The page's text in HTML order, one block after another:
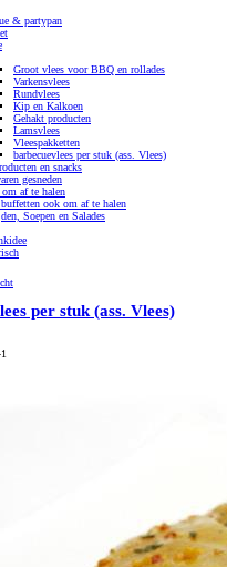
& partypan
Groot vlees voor BBQ en rollades
Varkensvlees
Rundvlees
Kip en Kalkoen
Gehakt producten
Lamsvlees
Vleespakketten
barbecuevlees per stuk (ass. Vlees)
en snacks
gesneden
om af te halen
ook om af te halen
Soepen en Salades
per stuk (ass. Vlees)